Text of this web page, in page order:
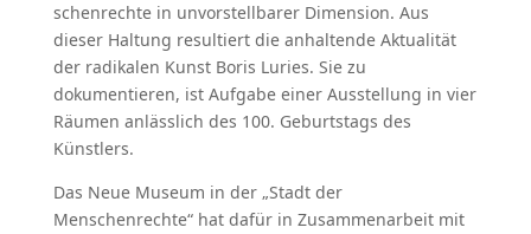
schen­rech­te in unvor­stellbarer Dimension. Aus
dieser Haltung resultiert die anhaltende Aktu­alität
der radikalen Kunst Boris Luries. Sie zu
dokumentieren, ist Aufgabe einer Ausstellung in vier
Räumen anlässlich des 100. Geburtstags des
Künstlers.
Das Neue Museum in der „Stadt der
Menschenrechte“ hat dafür in Zusam­men­arbeit mit